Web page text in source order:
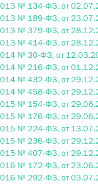
г. № 268-ФЗ
закон «О пробации
г. № 267-ФЗ
2 Федерального закона
№ 134-ФЗ, от
№ 189-ФЗ, от
№ 379-ФЗ, от
№ 414-ФЗ, от
№ 30-ФЗ, от
№ 216-ФЗ, от
№ 432-ФЗ, от
№ 458-ФЗ, от
№ 154-ФЗ, от
№ 176-ФЗ, от
№ 224-ФЗ, от
№ 236-ФЗ, от
№ 407-ФЗ, от
№ 172-ФЗ, от
№ 292-ФЗ, от